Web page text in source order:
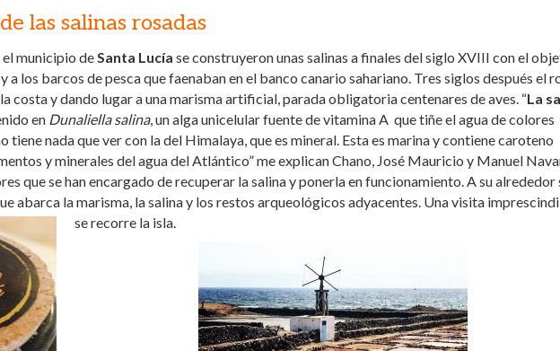
las salinas rosadas
el municipio de Santa Lucía se construyeron unas salinas a finales del siglo XVIII con el
a los barcos de pesca que faenaban en el banco canario sahariano. Tres siglos después el
costa y dando lugar a una marisma artificial, parada obligatoria centenares de aves. “La
en Dunaliella salina, un alga unicelular fuente de vitamina A que tiñe el agua de colores
tiene nada que ver con la del Himalaya, que es mineral. Esta es marina y contiene caroteno
y minerales del agua del Atlántico” me explican Chano, José Mauricio y Manuel
que se han encargado de recuperar la salina y ponerla en funcionamiento. A su alrededor
abarca la marisma, la salina y los restos arqueológicos adyacentes. Una visita
se recorre la isla.